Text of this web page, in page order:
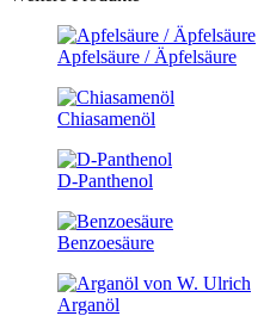
Apfelsäure / Äpfelsäure
Chiasamenöl
D-Panthenol
Benzoesäure
Arganöl